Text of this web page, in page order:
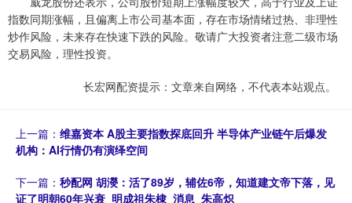
指数同期涨幅，且偏离上市公司基本面，存在市场情绪过热、非理性
炒作风险，未来存在快速下跌的风险。敬请广大投资者注意二级市场
交易风险，理性投资。
长宏网配资提示：文章来自网络，不代表本站观点。
上一篇： 维嘉资本 A股主要指数探底回升 半导体产业链午后爆发
机构：AI行情仍有演绎空间
下一篇： 秒配网 胡濙：活了89岁，辅佐6帝，知道建文帝下落，见
证了明朝60年兴衰_明成祖朱棣_消息_朱高炽